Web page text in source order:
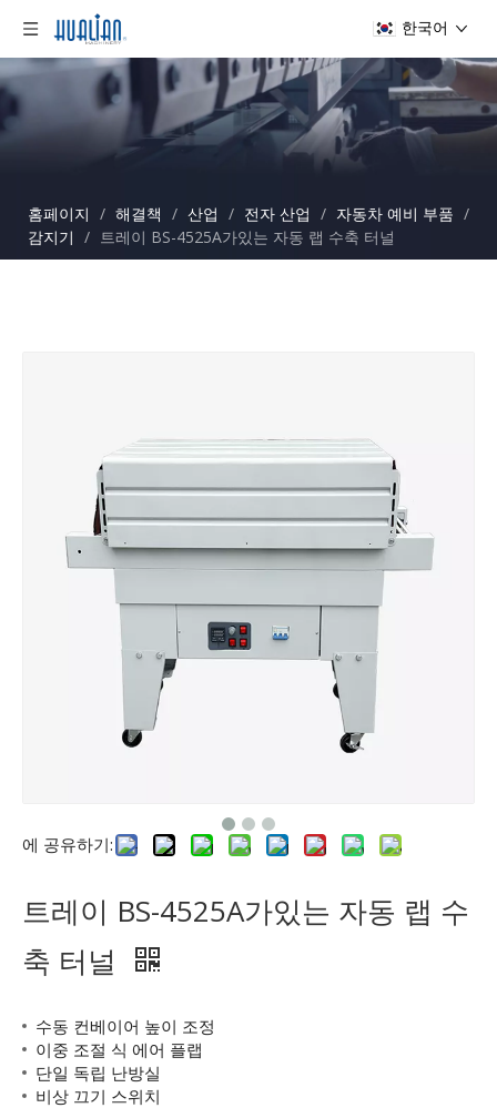
한국어
홈페이지 / 해결책 / 산업 / 전자 산업 / 자동차 예비 부품 /
감지기 / 트레이 BS-4525A가있는 자동 랩 수축 터널
에 공유하기:
트레이 BS-4525A가있는 자동 랩 수
축 터널
수동 컨베이어 높이 조정
이중 조절 식 에어 플랩
단일 독립 난방실
비상 끄기 스위치